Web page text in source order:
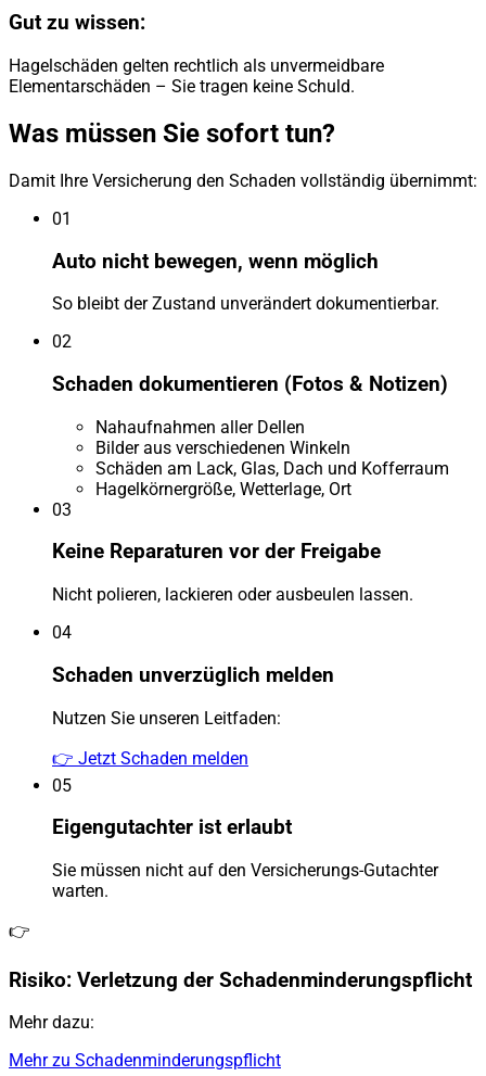
Gut zu wissen:
Hagelschäden gelten rechtlich als unvermeidbare
Elementarschäden – Sie tragen keine Schuld.
Was müssen Sie sofort tun?
Damit Ihre Versicherung den Schaden vollständig übernimmt:
01
Auto nicht bewegen, wenn möglich
So bleibt der Zustand unverändert dokumentierbar.
02
Schaden dokumentieren (Fotos & Notizen)
Nahaufnahmen aller Dellen
Bilder aus verschiedenen Winkeln
Schäden am Lack, Glas, Dach und Kofferraum
Hagelkörnergröße, Wetterlage, Ort
03
Keine Reparaturen vor der Freigabe
Nicht polieren, lackieren oder ausbeulen lassen.
04
Schaden unverzüglich melden
Nutzen Sie unseren Leitfaden:
👉 Jetzt Schaden melden
05
Eigengutachter ist erlaubt
Sie müssen nicht auf den Versicherungs-Gutachter
warten.
👉
Risiko: Verletzung der Schadenminderungspflicht
Mehr dazu:
Mehr zu Schadenminderungspflicht